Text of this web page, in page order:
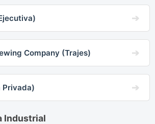
Company (Trajes)
Privada)
Industrial